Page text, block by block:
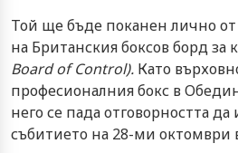
Той ще бъде поканен лично от
на Британския боксов борд за
Board of Control). Като
професионалния бокс в
него се пада отговорността
събитието на 28-ми октомври